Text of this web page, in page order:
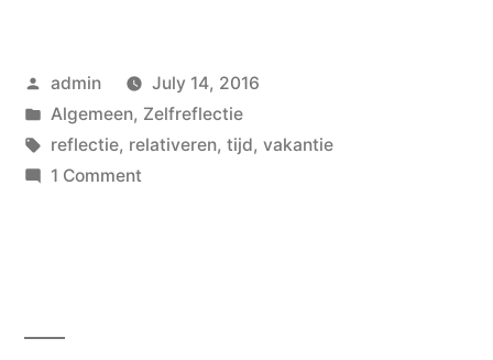
Posted
by
admin
July 14, 2016
Posted
in
Algemeen, Zelfreflectie
Tags:
reflectie, relativeren, tijd, vakantie
1 Commenton